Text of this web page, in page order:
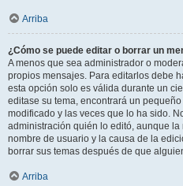
Arriba
¿Cómo se puede editar o borrar un
A menos que sea administrador o
propios mensajes. Para editarlos debe
esta opción solo es válida durante un
editase su tema, encontrará un
modificado y las veces que lo ha sido.
administración quién lo editó, aunque
nombre de usuario y la causa de la
borrar sus temas después de que
Arriba